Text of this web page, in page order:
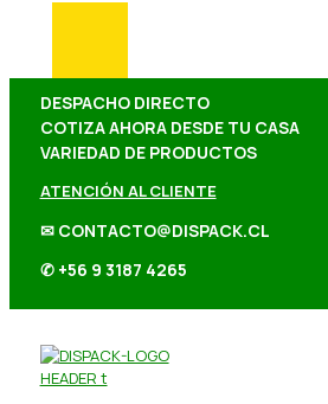
DESPACHO DIRECTO
COTIZA AHORA DESDE TU CASA
VARIEDAD DE PRODUCTOS
ATENCIÓN AL CLIENTE
✉ CONTACTO@DISPACK.CL
✆ +56 9 3187 4265